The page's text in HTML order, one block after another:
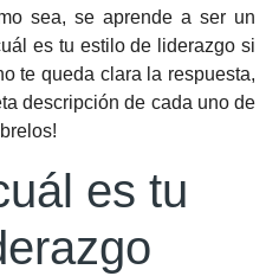
sea, se aprende a ser un
es tu estilo de liderazgo si
te queda clara la respuesta,
descripción de cada uno de
es tu